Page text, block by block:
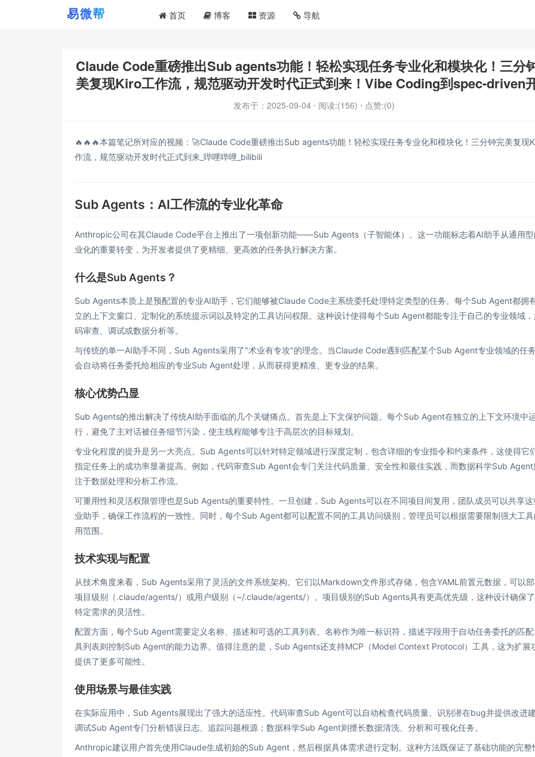
首页 博客 资源 导航
Claude Code重磅推出Sub agents功能！轻松实现任务专业化和模块化！三分
美复现Kiro工作流，规范驱动开发时代正式到来！Vibe Coding到spec-driven
发布于： 2025-09-04 ⋅ 阅读:(156) ⋅ 点赞:(0)
🔥🔥🔥本篇笔记所对应的视频： 🚀Claude Code重磅推出Sub agents功能！轻松实现任务专业化和模块化！三分钟完美复现
作流，规范驱动开发时代正式到来_哔哩哔哩_bilibili
Sub Agents：AI工作流的专业化革命
Anthropic公司在其Claude Code平台上推出了一项创新功能——Sub Agents（子智能体）。这一功能标志着AI助手从通用
业化的重要转变，为开发者提供了更精细、更高效的任务执行解决方案。
什么是Sub Agents？
Sub Agents本质上是预配置的专业AI助手，它们能够被Claude Code主系统委托处理特定类型的任务。每个Sub Agent都拥
立的上下文窗口、定制化的系统提示词以及特定的工具访问权限。这种设计使得每个Sub Agent都能专注于自己的专业领域
码审查、调试或数据分析等。
与传统的单一AI助手不同，Sub Agents采用了"术业有专攻"的理念。当Claude Code遇到匹配某个Sub Agent专业领域的任务
会自动将任务委托给相应的专业Sub Agent处理，从而获得更精准、更专业的结果。
核心优势凸显
Sub Agents的推出解决了传统AI助手面临的几个关键痛点。首先是上下文保护问题。每个Sub Agent在独立的上下文环境中
行，避免了主对话被任务细节污染，使主线程能够专注于高层次的目标规划。
专业化程度的提升是另一大亮点。Sub Agents可以针对特定领域进行深度定制，包含详细的专业指令和约束条件，这使得它
指定任务上的成功率显著提高。例如，代码审查Sub Agent会专门关注代码质量、安全性和最佳实践，而数据科学Sub Agent
注于数据处理和分析工作流。
可重用性和灵活权限管理也是Sub Agents的重要特性。一旦创建，Sub Agents可以在不同项目间复用，团队成员可以共享这
业助手，确保工作流程的一致性。同时，每个Sub Agent都可以配置不同的工具访问级别，管理员可以根据需要限制强大工
用范围。
技术实现与配置
从技术角度来看，Sub Agents采用了灵活的文件系统架构。它们以Markdown文件形式存储，包含YAML前置元数据，可以
项目级别（.claude/agents/）或用户级别（~/.claude/agents/）。项目级别的Sub Agents具有更高优先级，这种设计确保
特定需求的灵活性。
配置方面，每个Sub Agent需要定义名称、描述和可选的工具列表。名称作为唯一标识符，描述字段用于自动任务委托的匹
具列表则控制Sub Agent的能力边界。值得注意的是，Sub Agents还支持MCP（Model Context Protocol）工具，这为扩展
提供了更多可能性。
使用场景与最佳实践
在实际应用中，Sub Agents展现出了强大的适应性。代码审查Sub Agent可以自动检查代码质量、识别潜在bug并提供改进建
调试Sub Agent专门分析错误日志、追踪问题根源；数据科学Sub Agent则擅长数据清洗、分析和可视化任务。
Anthropic建议用户首先使用Claude生成初始的Sub Agent，然后根据具体需求进行定制。这种方法既保证了基础功能的完整